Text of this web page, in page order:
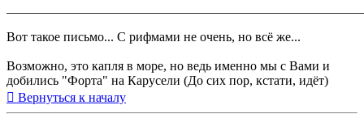
Вот такое письмо... С рифмами не очень, но всё же...
Возможно, это капля в море, но ведь именно мы с Вами и
добились "Форта" на Карусели (До сих пор, кстати, идёт)
Вернуться к началу